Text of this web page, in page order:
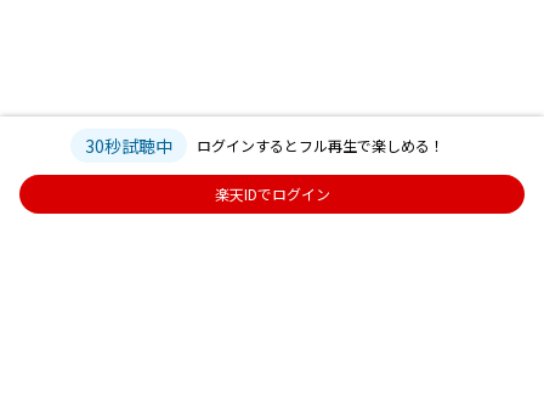
30秒試聴中 ログインするとフル再生で楽しめる！
楽天IDでログイン